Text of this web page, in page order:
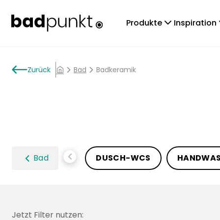
Produkte chevronDown Inspiration
arrowLeftZurück home chevronRight Bad chevronRight Badkeramik
Bad DUSCH-WCS
chevronLeft
Jetzt Filter nutzen: